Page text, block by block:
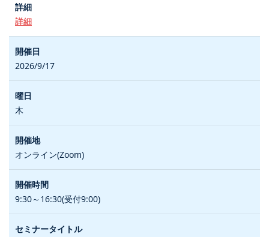
詳細
2026/9/17
木
オンライン(Zoom)
9:30～16:30(受付9:00)